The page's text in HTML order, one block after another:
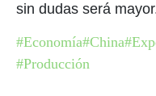
sin dudas será
#Economía#China
#Producción